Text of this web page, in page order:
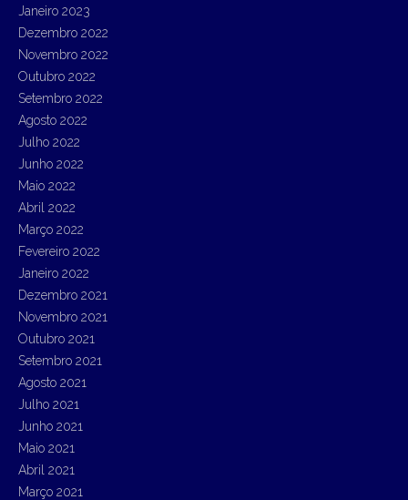
Janeiro 2023
Dezembro 2022
Novembro 2022
Outubro 2022
Setembro 2022
Agosto 2022
Julho 2022
Junho 2022
Maio 2022
Abril 2022
Março 2022
Fevereiro 2022
Janeiro 2022
Dezembro 2021
Novembro 2021
Outubro 2021
Setembro 2021
Agosto 2021
Julho 2021
Junho 2021
Maio 2021
Abril 2021
Março 2021